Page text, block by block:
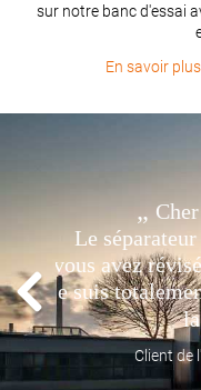
sur notre banc d'essai
En savoir
... Au
deux ans,
d'occasion
satisfaits de la
du projet et
envoyer